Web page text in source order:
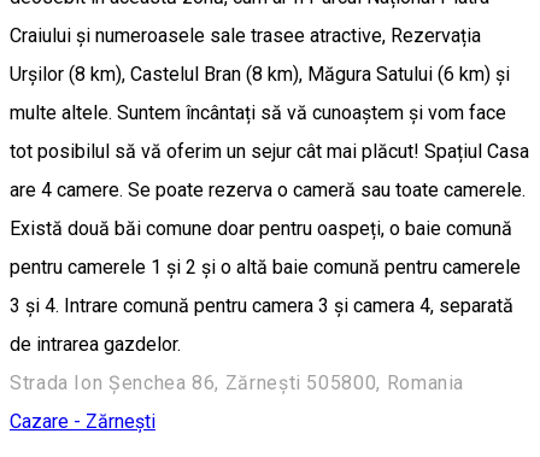
Craiului și numeroasele sale trasee atractive, Rezervația
Urșilor (8 km), Castelul Bran (8 km), Măgura Satului (6 km) și
multe altele. Suntem încântați să vă cunoaștem și vom face
tot posibilul să vă oferim un sejur cât mai plăcut! Spațiul Casa
are 4 camere. Se poate rezerva o cameră sau toate camerele.
Există două băi comune doar pentru oaspeți, o baie comună
pentru camerele 1 și 2 și o altă baie comună pentru camerele
3 și 4. Intrare comună pentru camera 3 și camera 4, separată
de intrarea gazdelor.
Strada Ion Șenchea 86, Zărnești 505800, Romania
Cazare - Zărnești